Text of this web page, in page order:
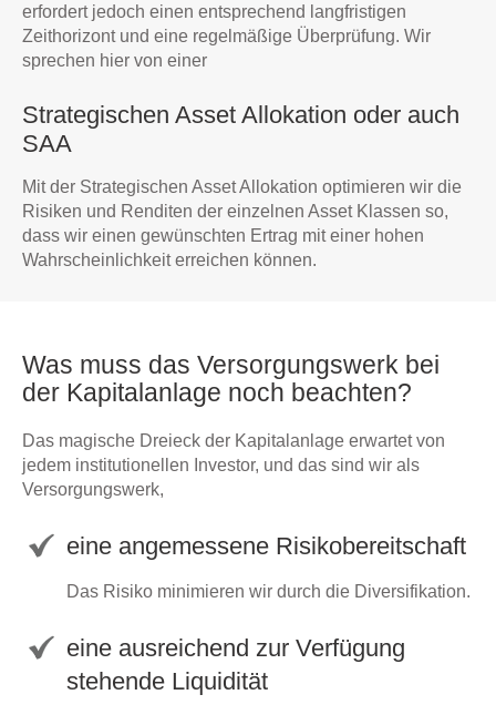
erfordert jedoch einen entsprechend langfristigen
Zeithorizont und eine regelmäßige Überprüfung. Wir
sprechen hier von einer
Strategischen Asset Allokation oder auch
SAA
Mit der Strategischen Asset Allokation optimieren wir die
Risiken und Renditen der einzelnen Asset Klassen so,
dass wir einen gewünschten Ertrag mit einer hohen
Wahrscheinlichkeit erreichen können.
Was muss das Versorgungswerk bei
der Kapitalanlage noch beachten?
Das magische Dreieck der Kapitalanlage erwartet von
jedem institutionellen Investor, und das sind wir als
Versorgungswerk,
eine angemessene Risikobereitschaft
Das Risiko minimieren wir durch die Diversifikation.
eine ausreichend zur Verfügung
stehende Liquidität